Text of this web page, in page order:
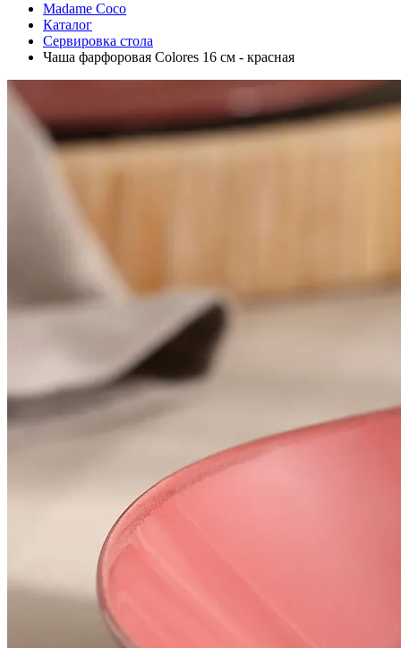
Madame Coco
Каталог
Сервировка стола
Чаша фарфоровая Colores 16 см - красная